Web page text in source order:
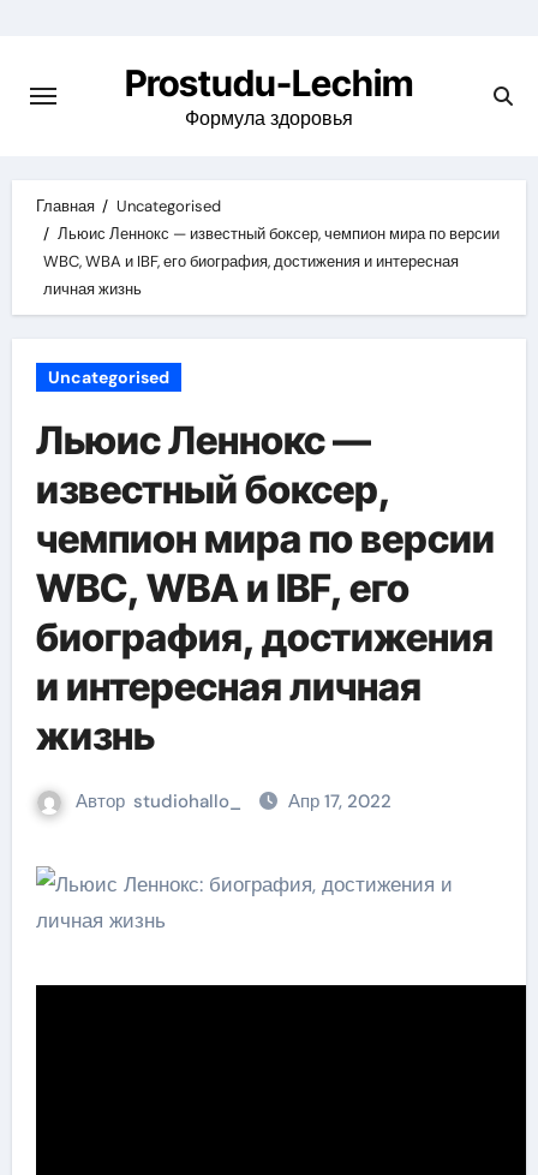
содержимому
Prostudu-Lechim
Формула здоровья
Главная
Uncategorised
Льюис Леннокс — известный боксер, чемпион мира по версии
WBC, WBA и IBF, его биография, достижения и интересная
личная жизнь
Uncategorised
Льюис Леннокс —
известный боксер,
чемпион мира по версии
WBC, WBA и IBF, его
биография, достижения
и интересная личная
жизнь
Автор studiohallo_ Апр 17, 2022